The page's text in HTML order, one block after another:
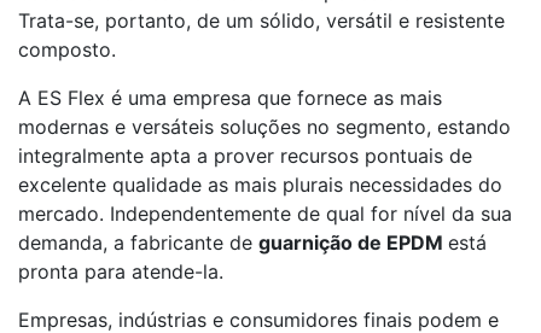
Trata-se, portanto, de um sólido, versátil e resistente
composto.
A ES Flex é uma empresa que fornece as mais
modernas e versáteis soluções no segmento, estando
integralmente apta a prover recursos pontuais de
excelente qualidade as mais plurais necessidades do
mercado. Independentemente de qual for nível da sua
demanda, a fabricante de guarnição de EPDM está
pronta para atende-la.
Empresas, indústrias e consumidores finais podem e